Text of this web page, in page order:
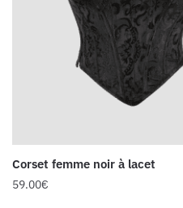
Corset femme noir à lacet
59.00€